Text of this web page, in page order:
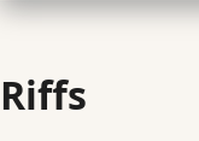
Riffs